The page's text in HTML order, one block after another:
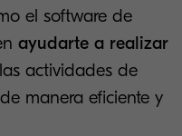
el software de
ayudarte a realizar
actividades de
manera eficiente y